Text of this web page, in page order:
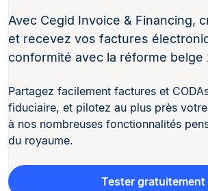
Avec Cegid Invoice & Financing,
et recevez vos factures
conformité avec la réforme belge
Partagez facilement factures et
fiduciaire, et pilotez au plus près
à nos nombreuses fonctionnalités
du royaume.
Tester gratuitement